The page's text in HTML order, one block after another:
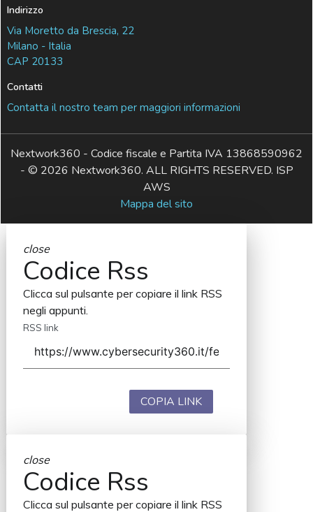
Indirizzo
Via Moretto da Brescia, 22
Milano - Italia
CAP 20133
Contatti
Contatta il nostro team per maggiori informazioni
Nextwork360 - Codice fiscale e Partita IVA 13868590962
- © 2026 Nextwork360. ALL RIGHTS RESERVED. ISP
AWS
Mappa del sito
close
Codice Rss
Clicca sul pulsante per copiare il link RSS
negli appunti.
RSS link
COPIA LINK
close
Codice Rss
Clicca sul pulsante per copiare il link RSS